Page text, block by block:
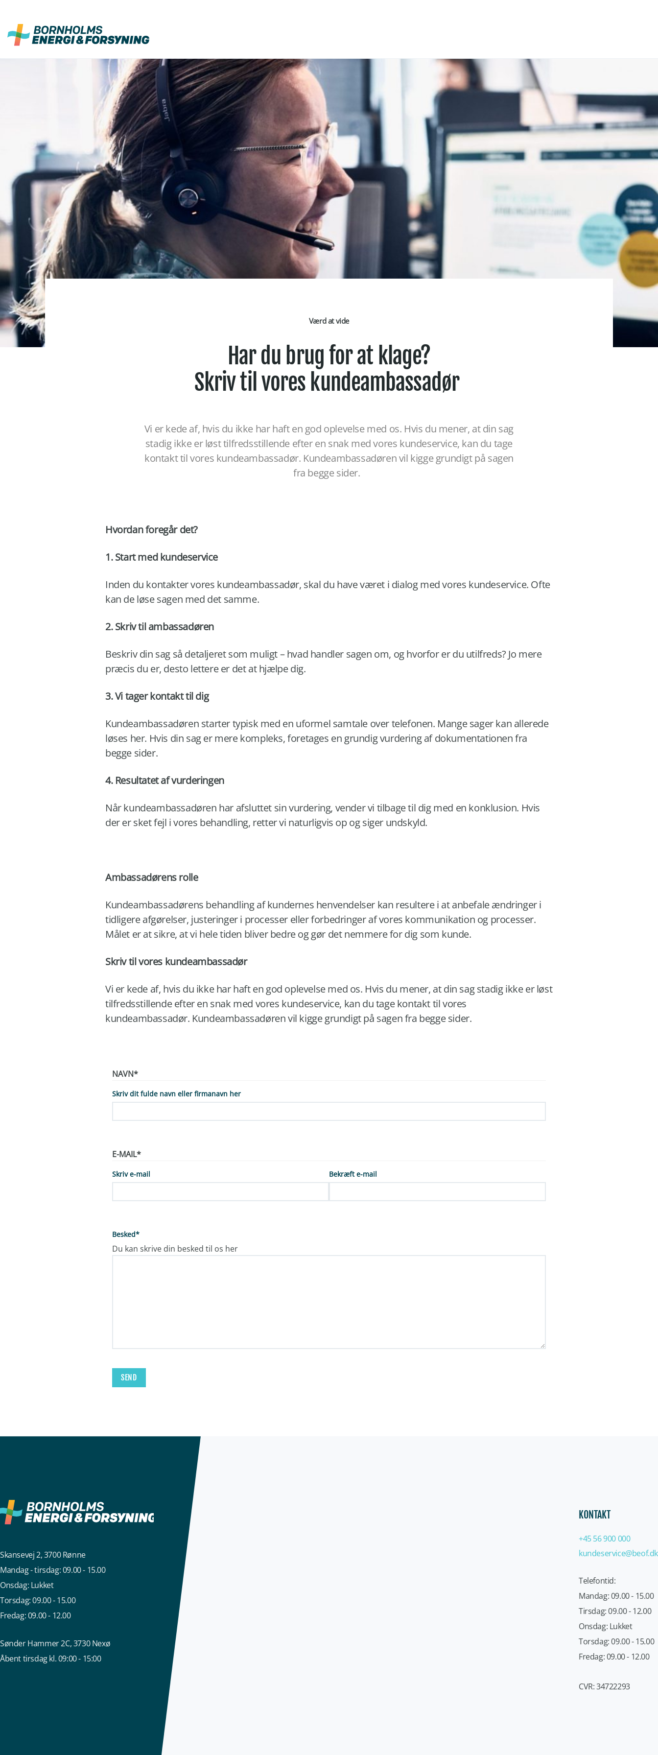
indhold
Værd at vide
Har du brug for at klage?
Skriv til vores kundeambassadør
Vi er kede af, hvis du ikke har haft en god oplevelse med os. Hvis du mener, at din sag
stadig ikke er løst tilfredsstillende efter en snak med vores kundeservice, kan du tage
kontakt tilvores kundeambassadør. Kundeambassadørenvil kigge grundigt på sagen
fra begge sider.
Hvordan foregår det?
1. Start med kundeservice
Inden du kontakter vores kundeambassadør, skal du have været i dialog med vores kundeservice. Ofte
kan de løse sagen med det samme.
2. Skriv til ambassadøren
Beskriv din sag så detaljeret som muligt – hvad handler sagen om, og hvorfor er du utilfreds? Jo mere
præcis du er, desto lettere er det at hjælpe dig.
3. Vi tager kontakt til dig
Kundeambassadøren starter typisk med en uformel samtale over telefonen. Mange sager kan allerede
løses her. Hvis din sag er mere kompleks, foretages en grundig vurdering af dokumentationen fra
begge sider.
4. Resultatet af vurderingen
Når kundeambassadøren har afsluttet sin vurdering, vender vi tilbage til dig med en konklusion. Hvis
der er sket fejl i vores behandling, retter vi naturligvis op og siger undskyld.
Ambassadørens rolle
Kundeambassadørens behandling af kundernes henvendelser kan resultere i at anbefale ændringer i
tidligere afgørelser, justeringer i processer eller forbedringer af vores kommunikation og processer.
Målet er at sikre, at vi hele tiden bliver bedre og gør det nemmere for dig som kunde.
Skriv til vores kundeambassadør
Vi er kede af, hvis du ikke har haft en god oplevelse med os. Hvis du mener, at din sag stadig ikke er løst
tilfredsstillende efter en snak med vores kundeservice, kan du tage kontakt til vores
kundeambassadør. Kundeambassadøren vil kigge grundigt på sagen fra begge sider.
NAVN*
Skriv dit fulde navn eller firmanavn her
E-MAIL*
Skriv e-mail Bekræft e-mail
Besked*
Du kan skrive din besked til os her
Skansevej 2, 3700 Rønne
Mandag - tirsdag: 09.00 - 15.00
Onsdag: Lukket
Torsdag: 09.00 - 15.00
Fredag: 09.00 - 12.00
Sønder Hammer 2C, 3730 Nexø
Åbent tirsdag kl. 09:00 - 15:00
KONTAKT
+45 56 900 000
kundeservice@beof.dk
Telefontid:
Mandag: 09.00 - 15.00
Tirsdag: 09.00 - 12.00
Onsdag: Lukket
Torsdag: 09.00 - 15.00
Fredag: 09.00 - 12.00
CVR: 34722293